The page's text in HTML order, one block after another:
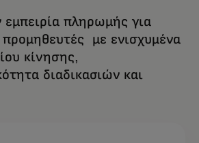
εμπειρία πληρωμής για
προμηθευτές με ενισχυμένα
κίνησης,
διαδικασιών και